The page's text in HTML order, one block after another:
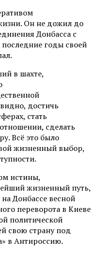
Он не дожил до
Донбасса с
годы своей
в шахте,
достичь
стать
сделать
Всё это было
жизненный выбор,
истины,
жизненный путь,
Донбассе весной
переворота в Киеве
политической
свою страну под
в Антироссию.